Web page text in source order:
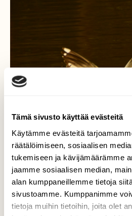
Tämä sivusto käyttää evästeitä
Käytämme evästeitä
räätälöimiseen, sosiaalisen
tukemiseen ja kävijämäärämme
jaamme sosiaalisen median,
alan kumppaneillemme tietoja
sivustoamme. Kumppanimme
tietoja muihin tietoihin, joita olet